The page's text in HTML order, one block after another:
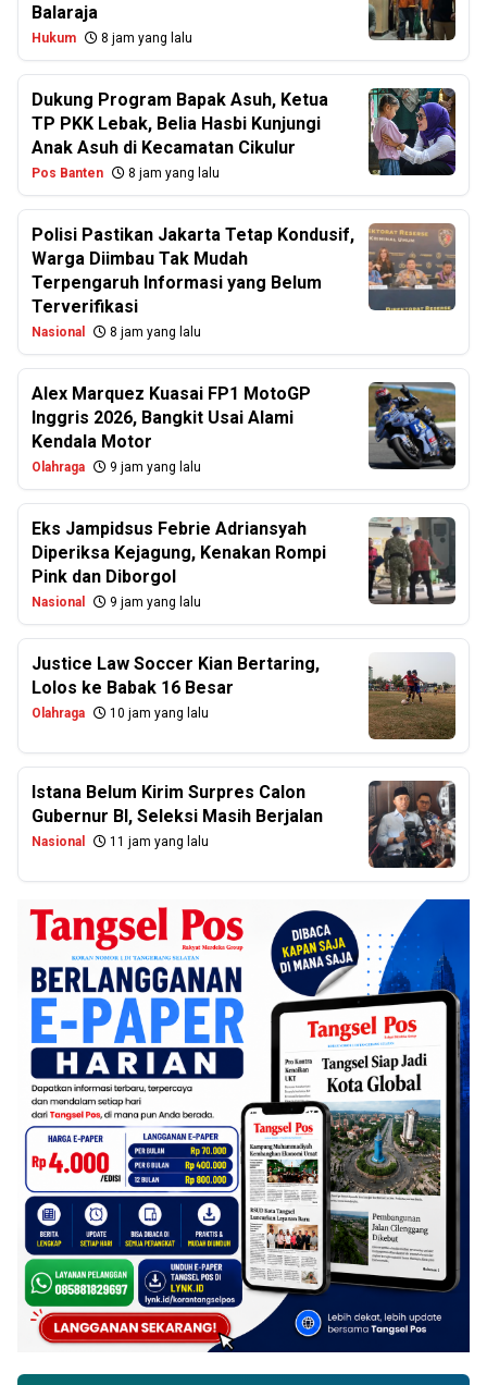
Balaraja
Hukum 8 jam yang lalu
Dukung Program Bapak Asuh, Ketua
TP PKK Lebak, Belia Hasbi Kunjungi
Anak Asuh di Kecamatan Cikulur
Pos Banten 8 jam yang lalu
Polisi Pastikan Jakarta Tetap Kondusif,
Warga Diimbau Tak Mudah
Terpengaruh Informasi yang Belum
Terverifikasi
Nasional 8 jam yang lalu
Alex Marquez Kuasai FP1 MotoGP
Inggris 2026, Bangkit Usai Alami
Kendala Motor
Olahraga 9 jam yang lalu
Eks Jampidsus Febrie Adriansyah
Diperiksa Kejagung, Kenakan Rompi
Pink dan Diborgol
Nasional 9 jam yang lalu
Justice Law Soccer Kian Bertaring,
Lolos ke Babak 16 Besar
Olahraga 10 jam yang lalu
Istana Belum Kirim Surpres Calon
Gubernur BI, Seleksi Masih Berjalan
Nasional 11 jam yang lalu